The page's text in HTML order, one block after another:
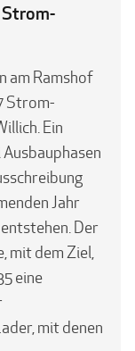
am Ramshof
Strom-
Ein
Jahr
Der
mit dem Ziel,
eine
mit denen